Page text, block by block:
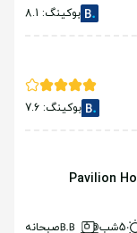
بوکینگ: 8.1
بوکینگ: 7.6
Pavilion
5شب
صبحانه